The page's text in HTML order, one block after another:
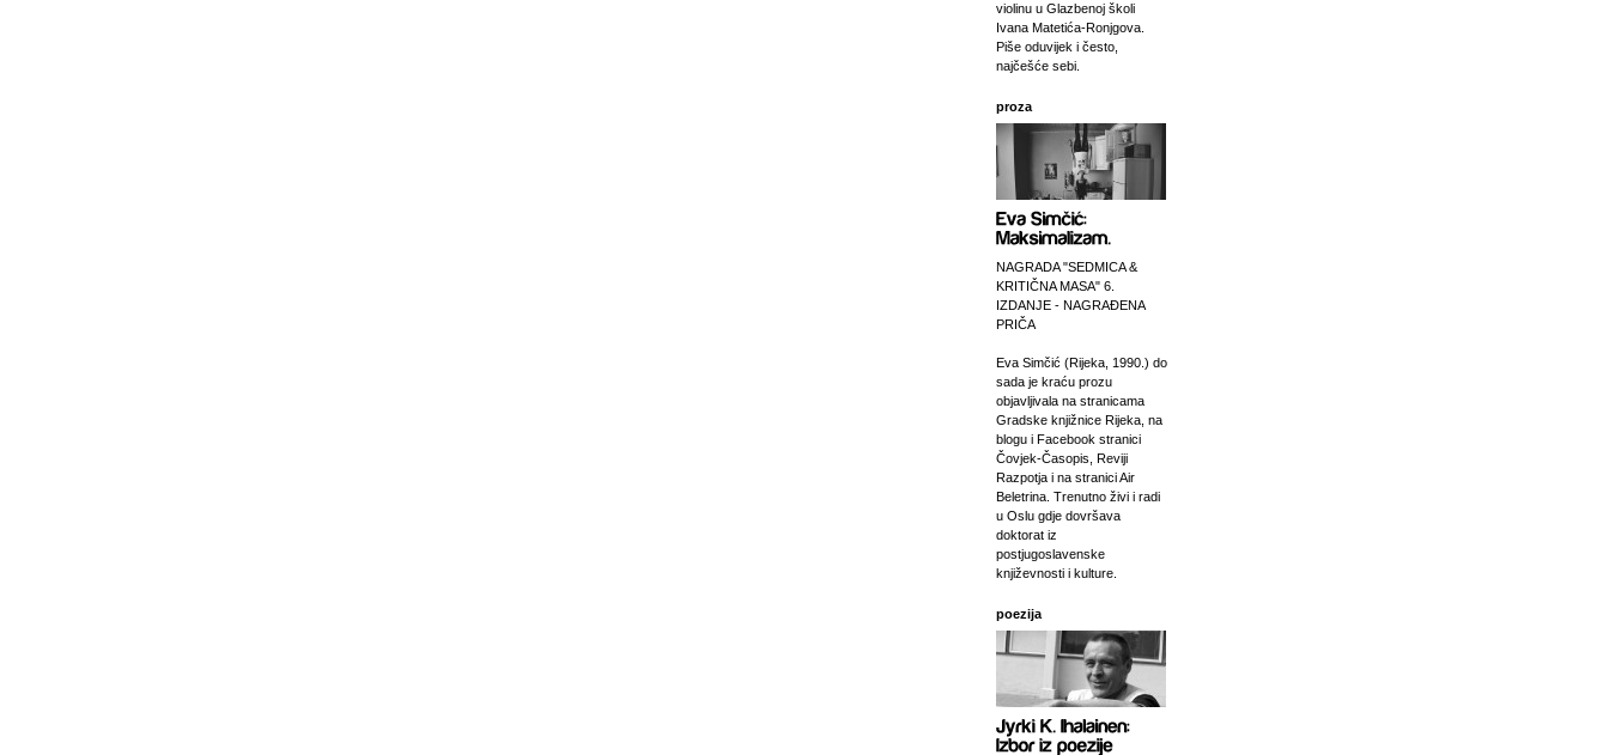
violinu u Glazbenoj školi
Ivana Matetića-Ronjgova.
Piše oduvijek i često,
najčešće sebi.
proza
NAGRADA "SEDMICA &
KRITIČNA MASA" 6.
IZDANJE - NAGRAĐENA
PRIČA
Eva Simčić (Rijeka, 1990.) do
sada je kraću prozu
objavljivala na stranicama
Gradske knjižnice Rijeka, na
blogu i Facebook stranici
Čovjek-Časopis, Reviji
Razpotja i na stranici Air
Beletrina. Trenutno živi i radi
u Oslu gdje dovršava
doktorat iz
postjugoslavenske
književnosti i kulture.
poezija